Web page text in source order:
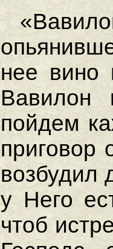
нее вино
Вавилон
пойдем
приговор
возбудил
у Него
чтоб